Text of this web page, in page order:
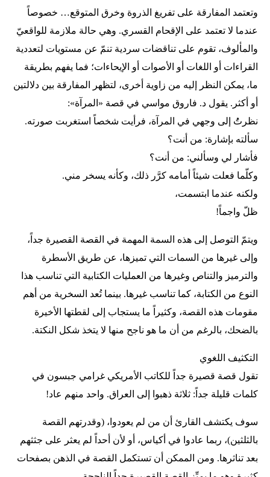
وتعتمد المفارقة على تفريغ الذروة وخرق المتوقع… خصوصاً
عندما لا تعتمد على الإقحام القسري. وهي حالة ملازمة للواقعيّ
والمألوف، تقوم على تناقضات سردية تنمّ عن مستويات لتعددية
القراءات أو اللغات أو الأصوات أو الإيحاءات؛ فما يفهم بطريقة
ما، يمكن النظر إليه من زاوية أخرى، لتظهر المفارقة بين دلالتين
أو أكثر. يقول د. فاروق مواسي في قصة «المرآة»:
نظرتُُ إلى وجهي في المرآة، فرأيت شخصاً استغربت صورته.
سألته بإشارة: من أنت؟
فأشار لي وسألني: من أنت؟
وكلّما فعلت شيئاً أمامه كرَّر ذلك، وكأنه يسخر مني.
ولكنه عندما ابتسمت،
ظلّ واجماً!
ويتمّ التوصل إلى هذه السمة المهمة في القصة القصيرة جداً،
وإلى غيرها من السمات التي تميزها، عن طريق الأسطرة
والترميز والتناص وغيرها من العمليات الكتابية التي تناسب هذا
النوع من الكتابة، كما تناسب غيرها. بينما تُعد السخرية من أهم
مقومات هذه القصة، وكثيراً ما يستجاب إلى لقطتها الأخيرة
بالضحك، بالرغم من أن ما هو ناجح منها لا يتخذ شكل النكتة.
التكثيف اللغوي
تقول قصة قصيرة جداً للكاتب الأمريكي غرامي جبسون في
كلمات قليلة جداً: ثلاثة ذهبوا إلى العراق. واحد منهم عاد!
سوف يكتشف القارئ أن من لم يعودوا، (وقدرتهم القصة
بالثلثين)، ربما عادوا في أكياس، أو لأن أحداً لم يعثر على جثثهم
بعد تناثرها. ومن الممكن أن تستكمل القصة في الذهن بصفحات